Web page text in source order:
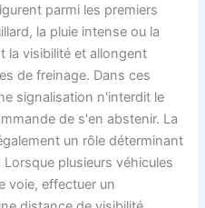
parmi les premiers
la pluie intense ou la
la visibilité et allongent
de freinage. Dans ces
signalisation n'interdit le
de s'en abstenir. La
un rôle déterminant
plusieurs véhicules
voie, effectuer un